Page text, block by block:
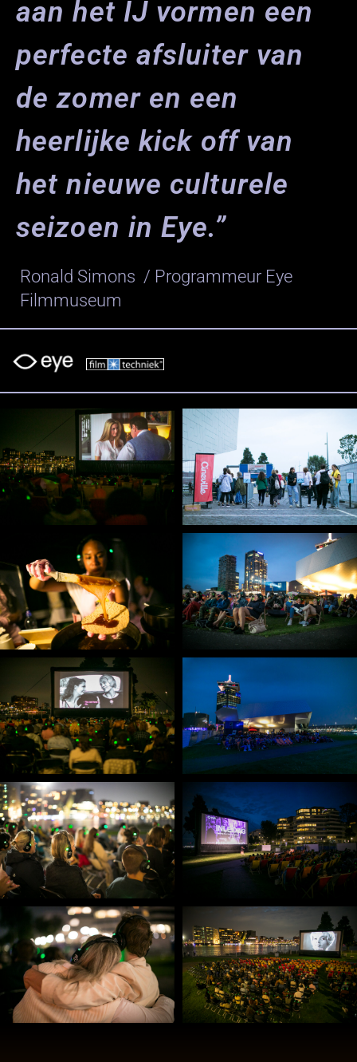
aan het IJ vormen een
perfecte afsluiter van
de zomer en een
heerlijke kick off van
het nieuwe culturele
seizoen in Eye.”
Ronald Simons / Programmeur Eye
Filmmuseum